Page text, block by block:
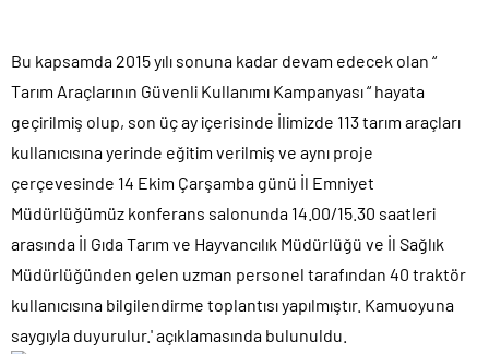
Bu kapsamda 2015 yılı sonuna kadar devam edecek olan “
Tarım Araçlarının Güvenli Kullanımı Kampanyası “ hayata
geçirilmiş olup, son üç ay içerisinde İlimizde 113 tarım araçları
kullanıcısına yerinde eğitim verilmiş ve aynı proje
çerçevesinde 14 Ekim Çarşamba günü İl Emniyet
Müdürlüğümüz konferans salonunda 14.00/15.30 saatleri
arasında İl Gıda Tarım ve Hayvancılık Müdürlüğü ve İl Sağlık
Müdürlüğünden gelen uzman personel tarafından 40 traktör
kullanıcısına bilgilendirme toplantısı yapılmıştır. Kamuoyuna
saygıyla duyurulur.' açıklamasında bulunuldu.